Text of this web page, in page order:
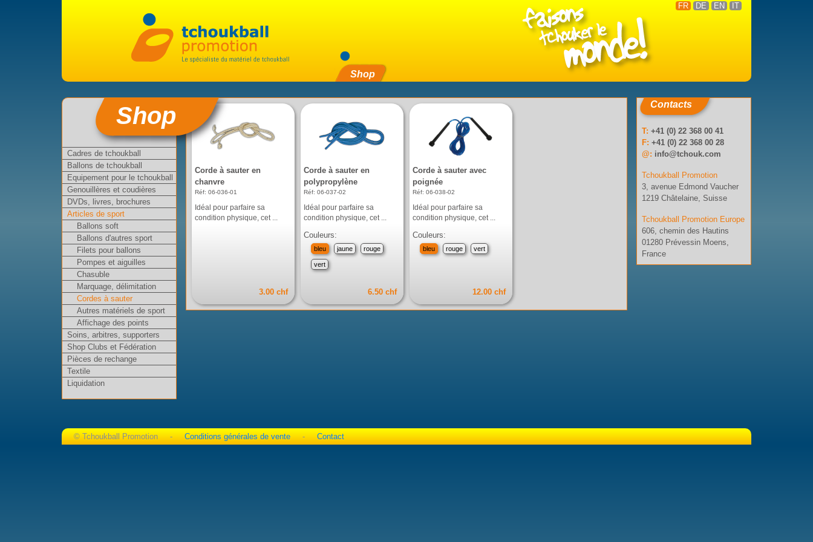
Shop
FR DE EN IT
Shop
Cadres de tchoukball
Ballons de tchoukball
Equipement pour le tchoukball
Genouillères et coudières
DVDs, livres, brochures
Articles de sport
Ballons soft
Ballons d'autres sport
Filets pour ballons
Pompes et aiguilles
Chasuble
Marquage, délimitation
Cordes à sauter
Autres matériels de sport
Affichage des points
Soins, arbitres, supporters
Shop Clubs et Fédération
Pièces de rechange
Textile
Liquidation
Corde à sauter en
chanvre
Réf: 06-036-01
Idéal pour parfaire sa
condition physique, cet ...
3.00 chf
Corde à sauter en
polypropylène
Réf: 06-037-02
Idéal pour parfaire sa
condition physique, cet ...
Couleurs:
bleu jaune rouge
vert
6.50 chf
Corde à sauter avec
poignée
Réf: 06-038-02
Idéal pour parfaire sa
condition physique, cet ...
Couleurs:
bleu rouge vert
12.00 chf
Contacts
T: +41 (0) 22 368 00 41
F: +41 (0) 22 368 00 28
@: info@tchouk.com
Tchoukball Promotion
3, avenue Edmond Vaucher
1219 Châtelaine, Suisse
Tchoukball Promotion Europe
606, chemin des Hautins
01280 Prévessin Moens,
France
© Tchoukball Promotion - Conditions générales de vente - Contact